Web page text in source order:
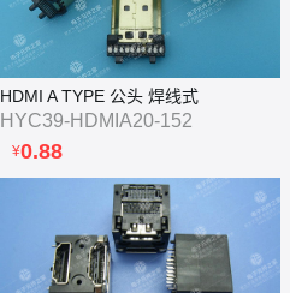
HDMI A TYPE 公头 焊线式
HYC39-HDMIA20-152
¥0.88